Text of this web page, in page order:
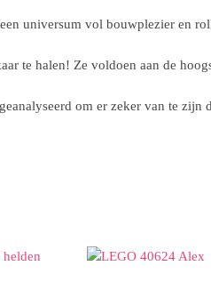
universum vol bouwplezier en
te halen! Ze voldoen aan de
om er zeker van te